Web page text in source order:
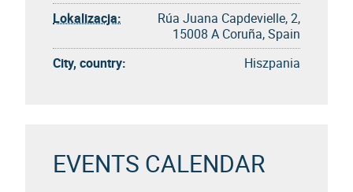
Lokalizacja:
Rúa Juana Capdevielle, 2,
15008 A Coruña, Spain
City, country:
Hiszpania
EVENTS CALENDAR